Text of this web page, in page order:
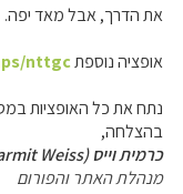
את הדרך, אבל מאד יפה.
אופציה נוספתnttgc
נתח את כל האופציות
בהצלחה,
כרמית וייס (Carmit Weiss)
מנהלת האתר והפורום